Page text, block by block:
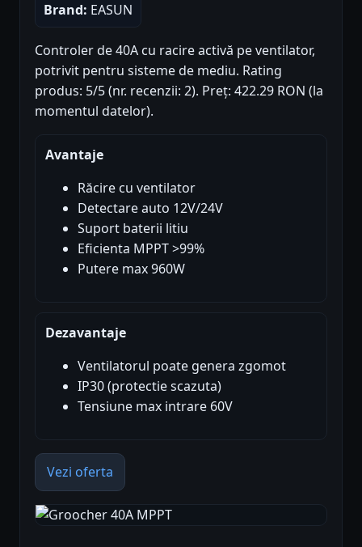
Brand: EASUN
Controler de 40A cu racire activă pe ventilator,
potrivit pentru sisteme de mediu. Rating
produs: 5/5 (nr. recenzii: 2). Preț: 422.29 RON (la
momentul datelor).
Avantaje
Răcire cu ventilator
Detectare auto 12V/24V
Suport baterii litiu
Eficienta MPPT >99%
Putere max 960W
Dezavantaje
Ventilatorul poate genera zgomot
IP30 (protectie scazuta)
Tensiune max intrare 60V
Vezi oferta